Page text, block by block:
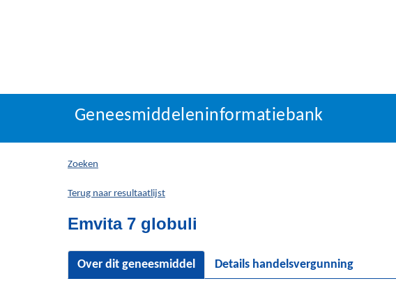
Geneesmiddeleninformatiebank
U
hier:
Geneesmiddeleninformatiebank
Zoeken
Terug naar resultaatlijst
Emvita 7 globuli
Over dit geneesmiddel Details handelsvergunning